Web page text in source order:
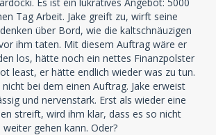
Tag Arbeit. Jake greift zu, wirft seine
über Bord, wie die kaltschnäuzigen
ihm taten. Mit diesem Auftrag wäre er
los, hätte noch ein nettes Finanzpolster
least, er hätte endlich wieder was zu tun.
bei dem einen Auftrag. Jake erweist
und nervenstark. Erst als wieder eine
streift, wird ihm klar, dass es so nicht
weiter gehen kann. Oder?